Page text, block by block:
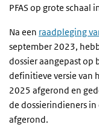
PFAS op grote schaal
Na een raadpleging
september 2023,
dossier aangepast op
definitieve versie van
2025 afgerond en
de dossierindieners in
afgerond.